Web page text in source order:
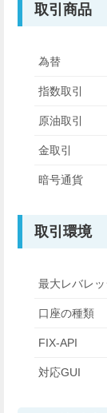
取引商品
為替
指数取引
原油取引
金取引
暗号通貨
取引環境
最大レバレッ
口座の種類
FIX-API
対応GUI